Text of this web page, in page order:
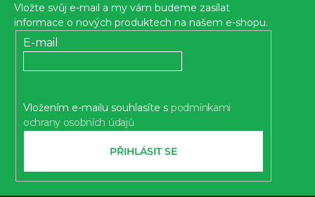
Vložte svůj e-mail a my vám budeme zasílat
informace o nových produktech na našem e-shopu.
E-mail
Vložením e-mailu souhlasíte s podmínkami
ochrany osobních údajů
PŘIHLÁSIT SE